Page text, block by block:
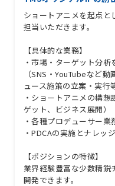
ショートアニメを起点と
担当いただきます。
【具体的な業務】
・市場・ターゲット分
（SNS・YouTubeなど
ュース施策の立案・実行
・ショートアニメの構
ゲット、ビジネス展開）
・各種プロデューサー業
・PDCAの実施とナレッ
【ポジションの特徴】
業界経験豊富な少数精鋭
開発できます。